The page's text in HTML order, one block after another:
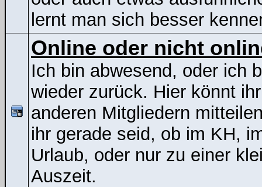
lernt man sich besser
Online oder nicht
Ich bin abwesend, oder ich
wieder zurück. Hier könnt
anderen Mitgliedern
ihr gerade seid, ob im KH,
Urlaub, oder nur zu einer
Auszeit.